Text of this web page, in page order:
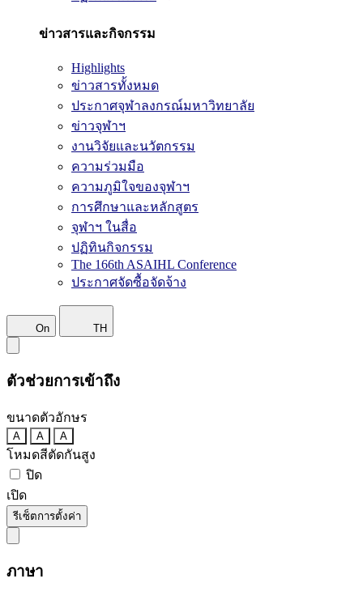
ข่าวสารและกิจกรรม
Highlights
ข่าวสารทั้งหมด
ประกาศจุฬาลงกรณ์มหาวิทยาลัย
ข่าวจุฬาฯ
งานวิจัยและนวัตกรรม
ความร่วมมือ
ความภูมิใจของจุฬาฯ
การศึกษาและหลักสูตร
จุฬาฯ ในสื่อ
ปฏิทินกิจกรรม
The 166th ASAIHL Conference
ประกาศจัดซื้อจัดจ้าง
On TH
ตัวช่วยการเข้าถึง
ขนาดตัวอักษร
A A A
โหมดสีตัดกันสูง
ปิด
เปิด
รีเซ็ตการตั้งค่า
ภาษา